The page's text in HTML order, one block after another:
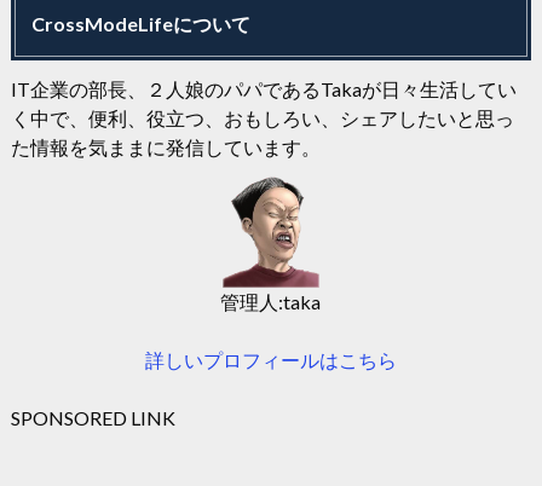
CrossModeLifeについて
IT企業の部長、２人娘のパパであるTakaが日々生活してい
く中で、便利、役立つ、おもしろい、シェアしたいと思っ
た情報を気ままに発信しています。
管理人:taka
詳しいプロフィールはこちら
SPONSORED LINK